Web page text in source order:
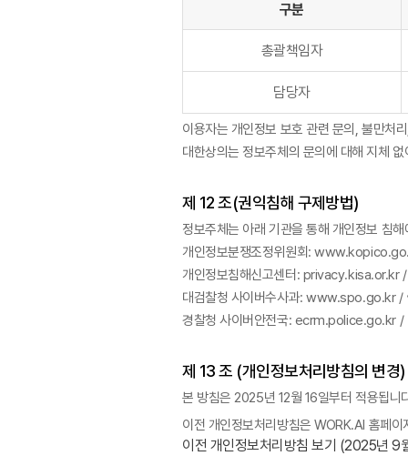
구분
총괄책임자
담당자
이용자는 개인정보 보호 관련 문의, 불만처
대한상의는 정보주체의 문의에 대해 지체
제 12 조(권익침해 구제방법)
정보주체는 아래 기관을 통해 개인정보 침
개인정보분쟁조정위원회:
개인정보침해신고센터: privacy.kisa.or.kr
대검찰청 사이버수사과: www.spo.go.kr
경찰청 사이버안전국: ecrm.police.go.kr
제 13 조 (개인정보처리방침의 변경)
본 방침은 2025년 12월 16일부터 적용됩니
이전 개인정보처리방침은 WORK.AI 홈페
이전 개인정보처리방침 보기 (2025년